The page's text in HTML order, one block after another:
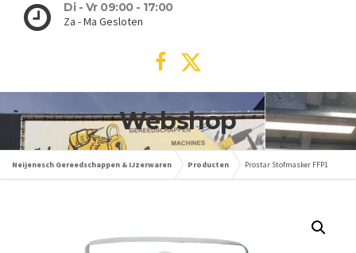
Di - Vr 09:00 - 17:00
Za - Ma Gesloten
Webshop
Neijenesch Gereedschappen & IJzerwaren Producten Prostar Stofmasker FFP1